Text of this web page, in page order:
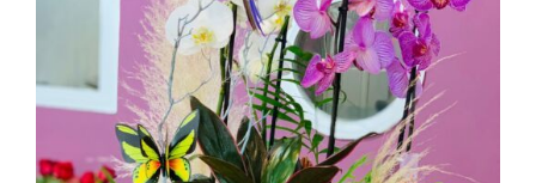
AÑADIR AL CARRITO
/
DETALLES